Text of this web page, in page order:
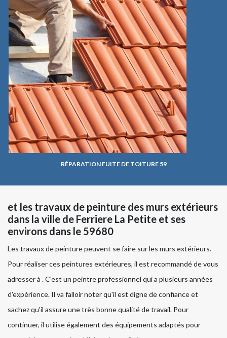
RÉPARATION FUITE DE TOITURE 59
et les travaux de peinture des murs extérieurs
dans la ville de Ferriere La Petite et ses
environs dans le 59680
Les travaux de peinture peuvent se faire sur les murs extérieurs.
Pour réaliser ces peintures extérieures, il est recommandé de vous
adresser à . C'est un peintre professionnel qui a plusieurs années
d'expérience. Il va falloir noter qu'il est digne de confiance et
sachez qu'il assure une très bonne qualité de travail. Pour
continuer, il utilise également des équipements adaptés pour